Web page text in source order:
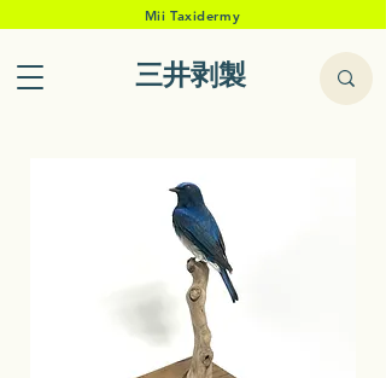
Mii Taxidermy
三井剥製